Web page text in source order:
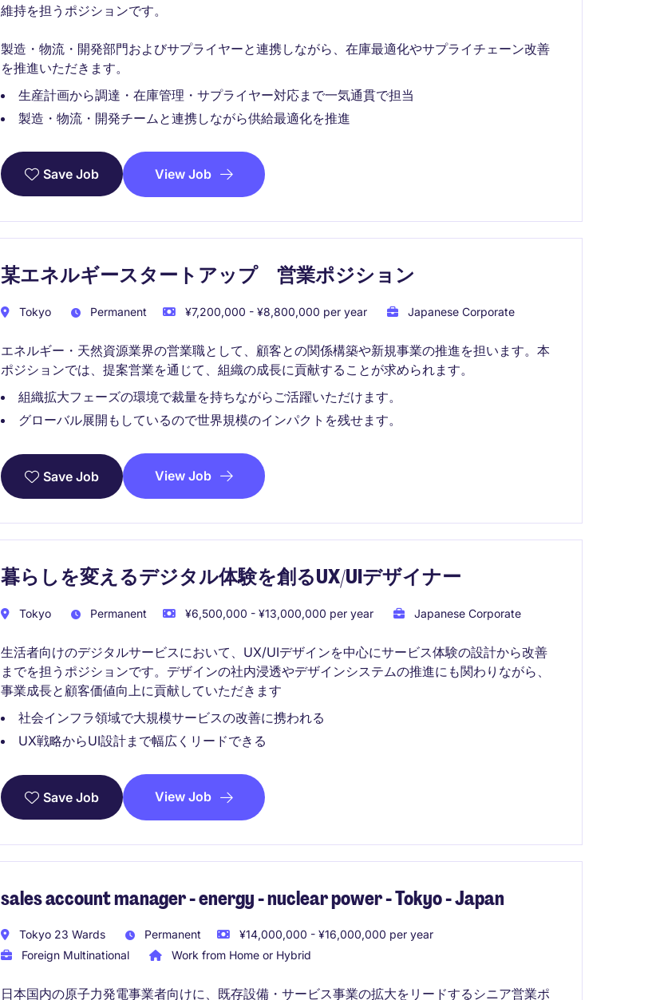
維持を担うポジションです。
製造・物流・開発部門およびサプライヤーと連携しながら、在庫最適化やサプライチェーン改善
を推進いただきます。
生産計画から調達・在庫管理・サプライヤー対応まで一気通貫で担当
製造・物流・開発チームと連携しながら供給最適化を推進
Save Job View Job
某エネルギースタートアップ 営業ポジション
Tokyo Permanent ¥7,200,000 - ¥8,800,000 per year Japanese Corporate
エネルギー・天然資源業界の営業職として、顧客との関係構築や新規事業の推進を担います。本
ポジションでは、提案営業を通じて、組織の成長に貢献することが求められます。
組織拡大フェーズの環境で裁量を持ちながらご活躍いただけます。
グローバル展開もしているので世界規模のインパクトを残せます。
Save Job View Job
暮らしを変えるデジタル体験を創るUX/UIデザイナー
Tokyo Permanent ¥6,500,000 - ¥13,000,000 per year Japanese Corporate
生活者向けのデジタルサービスにおいて、UX/UIデザインを中心にサービス体験の設計から改善
までを担うポジションです。デザインの社内浸透やデザインシステムの推進にも関わりながら、
事業成長と顧客価値向上に貢献していただきます
社会インフラ領域で大規模サービスの改善に携われる
UX戦略からUI設計まで幅広くリードできる
Save Job View Job
sales account manager - energy - nuclear power - Tokyo - Japan
Tokyo 23 Wards Permanent
¥14,000,000 - ¥16,000,000 per year
Foreign Multinational
Work from Home or Hybrid
日本国内の原子力発電事業者向けに、既存設備・サービス事業の拡大をリードするシニア営業ポ